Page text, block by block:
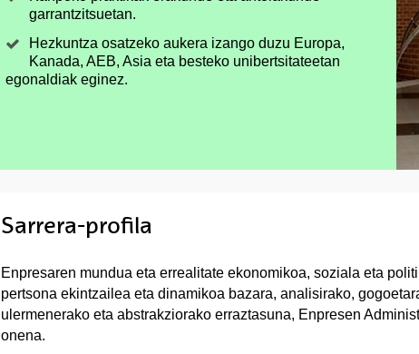
garrantzitsuetan.
Hezkuntza osatzeko aukera izango duzu Europa,
Kanada, AEB, Asia eta besteko unibertsitateetan
egonaldiak eginez.
Sarrera-profila
Enpresaren mundua eta errealitate ekonomikoa, soziala eta
pertsona ekintzailea eta dinamikoa bazara, analisirako,
ulermenerako eta abstrakziorako erraztasuna, Enpresen
onena.